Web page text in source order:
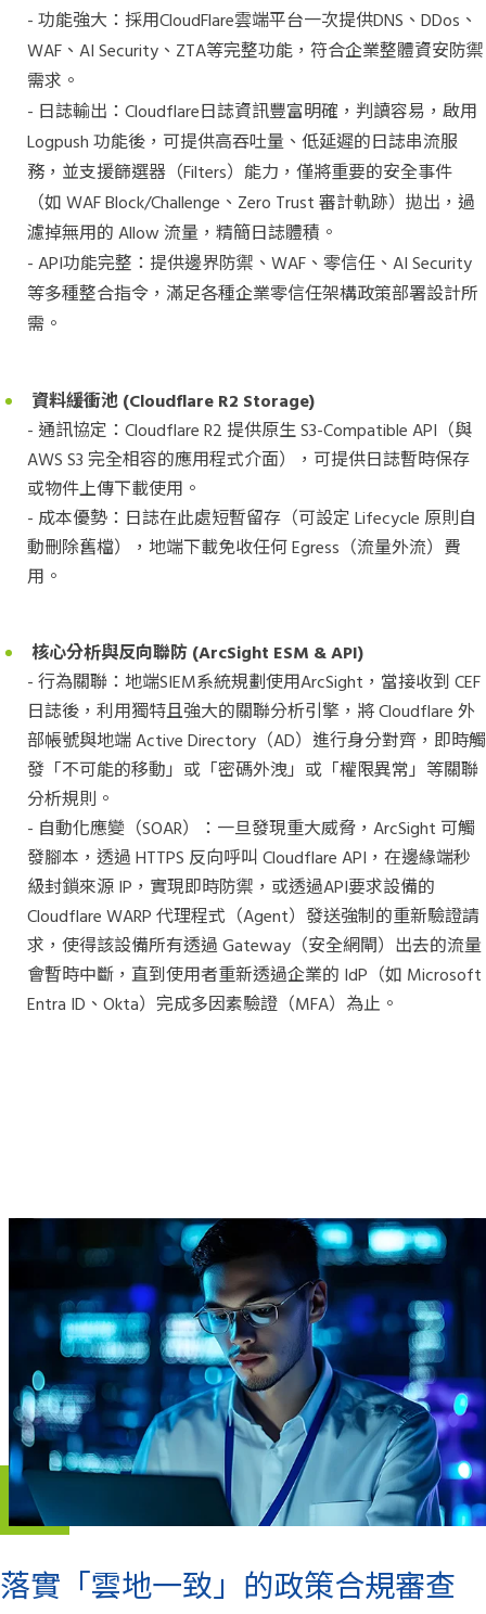
- 功能強大：採用CloudFlare雲端平台一次提供DNS、DDos、
WAF、AI Security、ZTA等完整功能，符合企業整體資安防禦
需求。
- 日誌輸出：Cloudflare日誌資訊豐富明確，判讀容易，啟用
Logpush 功能後，可提供高吞吐量、低延遲的日誌串流服
務，並支援篩選器（Filters）能力，僅將重要的安全事件
（如 WAF Block/Challenge、Zero Trust 審計軌跡）拋出，過
濾掉無用的 Allow 流量，精簡日誌體積。
- API功能完整：提供邊界防禦、WAF、零信任、AI Security
等多種整合指令，滿足各種企業零信任架構政策部署設計所
需。
資料緩衝池(Cloudflare R2 Storage)
- 通訊協定：Cloudflare R2 提供原生 S3-Compatible API（與
AWS S3 完全相容的應用程式介面），可提供日誌暫時保存
或物件上傳下載使用。
- 成本優勢：日誌在此處短暫留存（可設定 Lifecycle 原則自
動刪除舊檔），地端下載免收任何 Egress（流量外流）費
用。
核心分析與反向聯防(ArcSight ESM & API)
- 行為關聯：地端SIEM系統規劃使用ArcSight，當接收到 CEF
日誌後，利用獨特且強大的關聯分析引擎，將 Cloudflare 外
部帳號與地端 Active Directory（AD）進行身分對齊，即時觸
發「不可能的移動」或「密碼外洩」或「權限異常」等關聯
分析規則。
- 自動化應變（SOAR）：一旦發現重大威脅，ArcSight 可觸
發腳本，透過 HTTPS 反向呼叫 Cloudflare API，在邊緣端秒
級封鎖來源 IP，實現即時防禦，或透過API要求設備的
Cloudflare WARP 代理程式（Agent）發送強制的重新驗證請
求，使得該設備所有透過 Gateway（安全網閘）出去的流量
會暫時中斷，直到使用者重新透過企業的 IdP（如 Microsoft
Entra ID、Okta）完成多因素驗證（MFA）為止。
落實「雲地一致」的政策合規審查